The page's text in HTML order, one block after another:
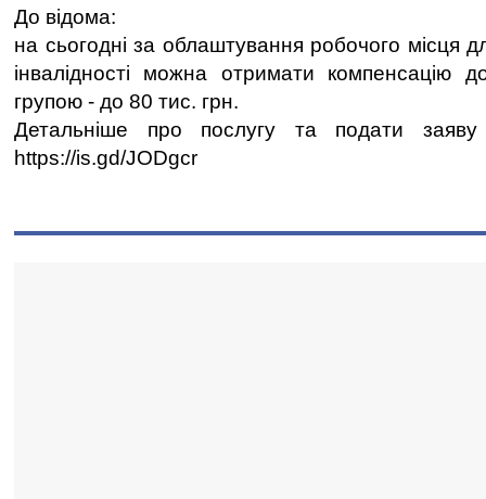
До відома:
на сьогодні за облаштування робочого місця
інвалідності можна отримати
групою - до 80 тис. грн.
Детальніше про послугу та подати
https://is.gd/JODgcr